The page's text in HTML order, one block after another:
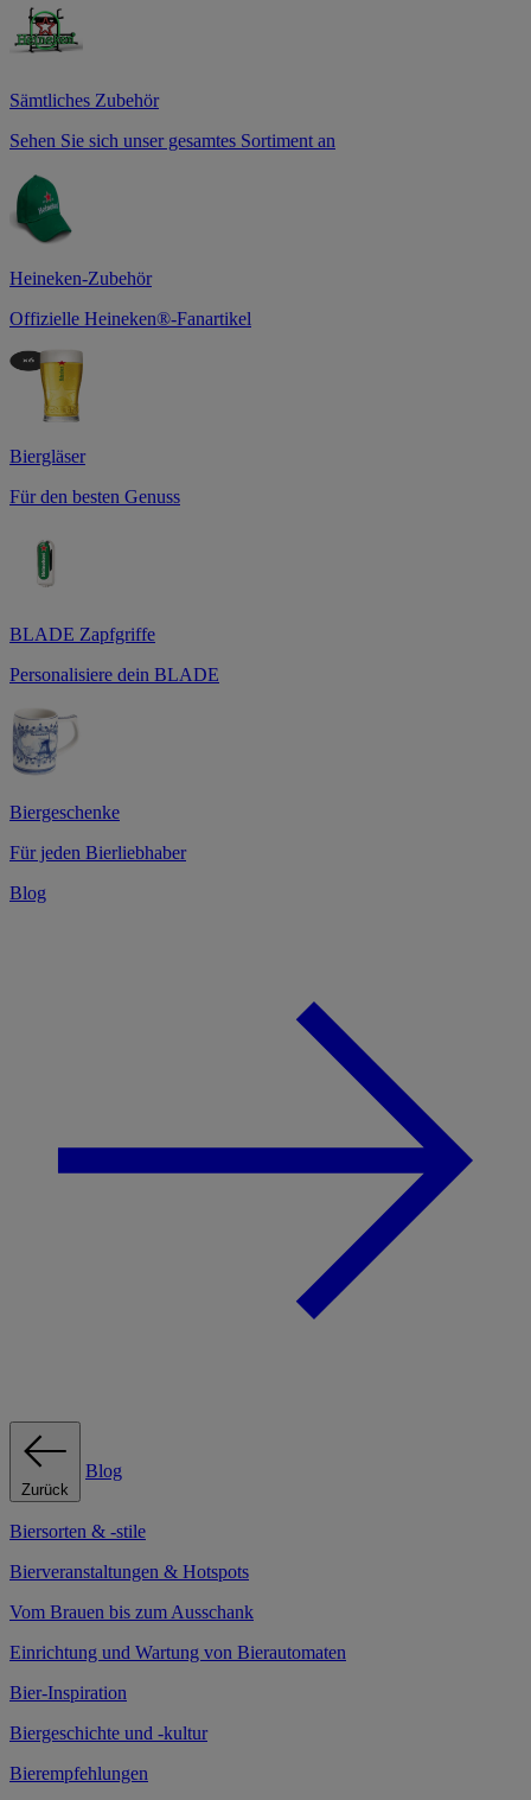
Sämtliches Zubehör
Sehen Sie sich unser gesamtes Sortiment an
Heineken-Zubehör
Offizielle Heineken®-Fanartikel
Biergläser
Für den besten Genuss
BLADE Zapfgriffe
Personalisiere dein BLADE
Biergeschenke
Für jeden Bierliebhaber
Blog
Zurück
Blog
Biersorten & -stile
Bierveranstaltungen & Hotspots
Vom Brauen bis zum Ausschank
Einrichtung und Wartung von Bierautomaten
Bier-Inspiration
Biergeschichte und -kultur
Bierempfehlungen